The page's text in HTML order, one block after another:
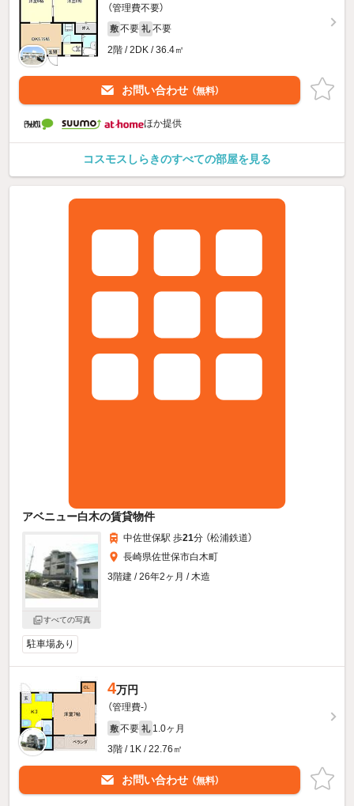
（管理費不要）
敷 不要 礼 不要
2階 / 2DK / 36.4㎡
お問い合わせ （無料）
ほか提供
コスモスしらきのすべての部屋を見る
アベニュー白木の賃貸物件
すべての写真
中佐世保駅 歩21分 （松浦鉄道）
長崎県佐世保市白木町
3階建 / 26年2ヶ月 / 木造
駐車場あり
4万円
（管理費-）
敷 不要 礼 1.0ヶ月
3階 / 1K / 22.76㎡
お問い合わせ （無料）